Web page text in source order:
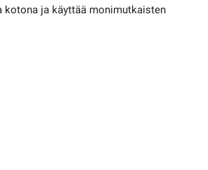
ja käyttää monimutkaisten